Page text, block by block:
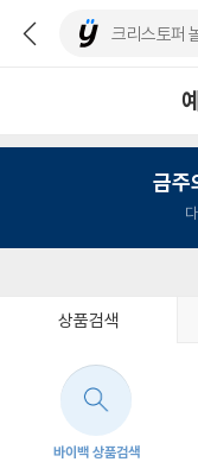
금주
상품검색
바이백 상품검색